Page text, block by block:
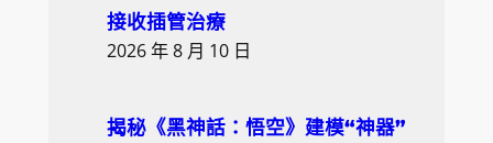
接收插管治療
2026 年 8 月 10 日
揭秘《黑神話：悟空》建模“神器”